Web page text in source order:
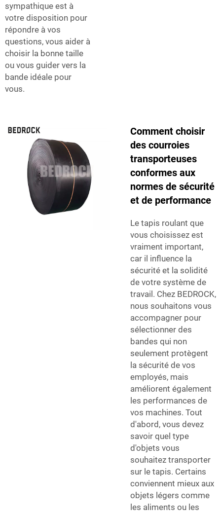
sympathique est à
votre disposition pour
répondre à vos
questions, vous aider à
choisir la bonne taille
ou vous guider vers la
bande idéale pour
vous.
Comment choisir
des courroies
transporteuses
conformes aux
normes de sécurité
et de performance
Le tapis roulant que
vous choisissez est
vraiment important,
car il influence la
sécurité et la solidité
de votre système de
travail. Chez BEDROCK,
nous souhaitons vous
accompagner pour
sélectionner des
bandes qui non
seulement protègent
la sécurité de vos
employés, mais
améliorent également
les performances de
vos machines. Tout
d'abord, vous devez
savoir quel type
d'objets vous
souhaitez transporter
sur le tapis. Certains
conviennent mieux aux
objets légers comme
les aliments ou les